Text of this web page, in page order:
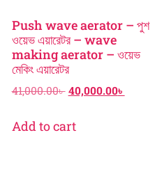
Push wave aerator – পুশ
ওয়েভ এয়ারেটর – wave
making aerator – ওয়েভ
মেকিং এয়ারেটর
41,000.00৳ 40,000.00৳
Add to cart